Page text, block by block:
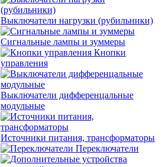
Выключатели нагрузки (рубильники)
Сигнальные лампы и зуммеры
Кнопки
управления
Выключатели дифференцальные
модульные
Источники питания, трансформаторы
Переключатели